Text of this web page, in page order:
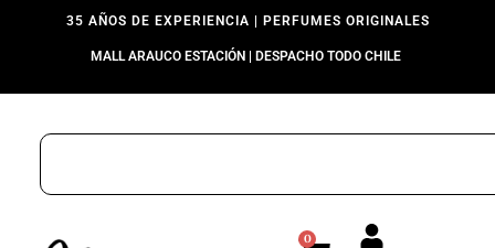
35 AÑOS DE EXPERIENCIA | PERFUMES ORIGINALES
MALL ARAUCO ESTACIÓN | DESPACHO TODO CHILE
0